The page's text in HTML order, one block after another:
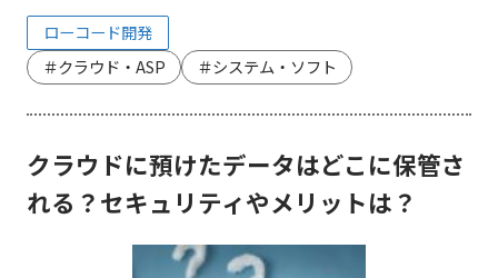
ローコード開発
＃クラウド・ASP
＃システム・ソフト
クラウドに預けたデータはどこに保管さ
れる？セキュリティやメリットは？